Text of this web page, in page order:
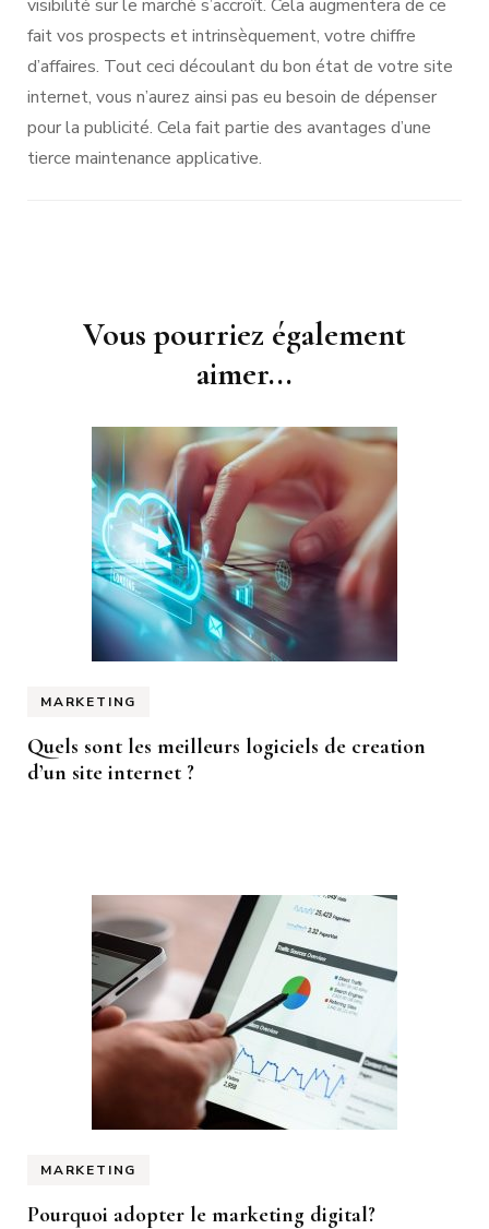
visibilité sur le marché s’accroît. Cela augmentera de ce
fait vos prospects et intrinsèquement, votre chiffre
d’affaires. Tout ceci découlant du bon état de votre site
internet, vous n’aurez ainsi pas eu besoin de dépenser
pour la publicité. Cela fait partie des avantages d’une
tierce maintenance applicative.
Navigation
Vous pourriez également
aimer...
MARKETING
Quels sont les meilleurs logiciels de creation
d’un site internet ?
MARKETING
Pourquoi adopter le marketing digital?